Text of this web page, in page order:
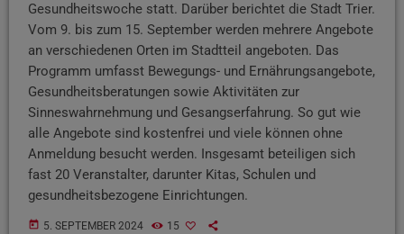
Gesundheitswoche statt. Darüber berichtet die Stadt Trier.
Vom 9. bis zum 15. September werden mehrere Angebote
an verschiedenen Orten im Stadtteil angeboten. Das
Programm umfasst Bewegungs- und Ernährungsangebote,
Gesundheitsberatungen sowie Aktivitäten zur
Sinneswahrnehmung und Gesangserfahrung. So gut wie
alle Angebote sind kostenfrei und viele können ohne
Anmeldung besucht werden. Insgesamt beteiligen sich
fast 20 Veranstalter, darunter Kitas, Schulen und
gesundheitsbezogene Einrichtungen.
today 5. SEPTEMBER 2024 15